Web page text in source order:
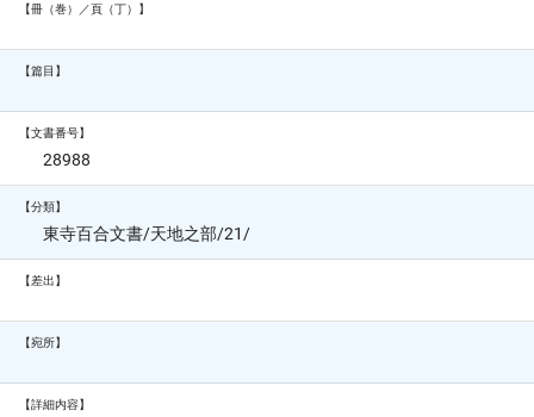
【冊（巻）／頁（丁）】
【篇目】
【文書番号】
28988
【分類】
東寺百合文書/天地之部/21/
【差出】
【宛所】
【詳細内容】